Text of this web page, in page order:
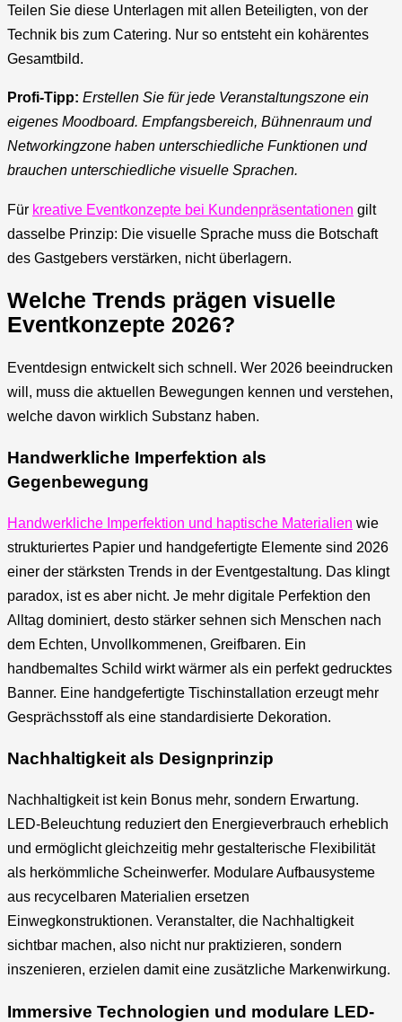
Teilen Sie diese Unterlagen mit allen Beteiligten, von der
Technik bis zum Catering. Nur so entsteht ein kohärentes
Gesamtbild.
Profi-Tipp: Erstellen Sie für jede Veranstaltungszone ein
eigenes Moodboard. Empfangsbereich, Bühnenraum und
Networkingzone haben unterschiedliche Funktionen und
brauchen unterschiedliche visuelle Sprachen.
Für kreative Eventkonzepte bei Kundenpräsentationen gilt
dasselbe Prinzip: Die visuelle Sprache muss die Botschaft
des Gastgebers verstärken, nicht überlagern.
Welche Trends prägen visuelle
Eventkonzepte 2026?
Eventdesign entwickelt sich schnell. Wer 2026 beeindrucken
will, muss die aktuellen Bewegungen kennen und verstehen,
welche davon wirklich Substanz haben.
Handwerkliche Imperfektion als
Gegenbewegung
Handwerkliche Imperfektion und haptische Materialien wie
strukturiertes Papier und handgefertigte Elemente sind 2026
einer der stärksten Trends in der Eventgestaltung. Das klingt
paradox, ist es aber nicht. Je mehr digitale Perfektion den
Alltag dominiert, desto stärker sehnen sich Menschen nach
dem Echten, Unvollkommenen, Greifbaren. Ein
handbemaltes Schild wirkt wärmer als ein perfekt gedrucktes
Banner. Eine handgefertigte Tischinstallation erzeugt mehr
Gesprächsstoff als eine standardisierte Dekoration.
Nachhaltigkeit als Designprinzip
Nachhaltigkeit ist kein Bonus mehr, sondern Erwartung.
LED-Beleuchtung reduziert den Energieverbrauch erheblich
und ermöglicht gleichzeitig mehr gestalterische Flexibilität
als herkömmliche Scheinwerfer. Modulare Aufbausysteme
aus recycelbaren Materialien ersetzen
Einwegkonstruktionen. Veranstalter, die Nachhaltigkeit
sichtbar machen, also nicht nur praktizieren, sondern
inszenieren, erzielen damit eine zusätzliche Markenwirkung.
Immersive Technologien und modulare LED-